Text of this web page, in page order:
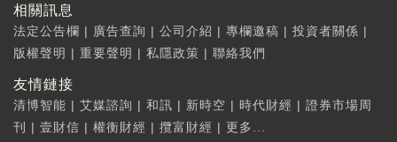
相關訊息
法定公告欄 | 廣告查詢 | 公司介紹 | 專欄邀稿 | 投資者關係 |
版權聲明 | 重要聲明 | 私隱政策 | 聯絡我們
友情鏈接
清博智能 | 艾媒諮詢 | 和訊 | 新時空 | 時代財經 | 證券市場周
刊
| 壹財信 | 權衡財經 | 攬富財經 | 更多...